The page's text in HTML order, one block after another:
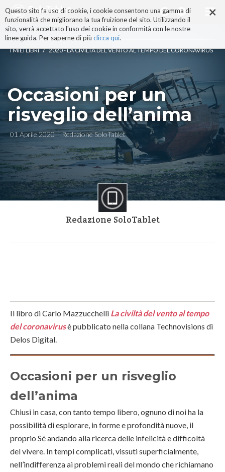
×
Questo sito fa uso di cookie, i cookie consentono una gamma di
funzionalità che migliorano la tua fruizione del sito. Utilizzando il
sito, verrà accettato l'uso dei cookie in conformità con le nostre
linee guida. Per saperne di più clicca qui.
ai
contenuti.
|
alla
navigazione
I MIEI LIBRI / 2020 - LA CIVILTÀ DEL VENTO AL TEMPO DEL CORONAVIRUS
Occasioni per un
risveglio dell’anima
01 Aprile 2020 Redazione SoloTablet
Redazione SoloTablet
Il libro di Carlo Mazzucchelli La civiltà del vento al tempo
del coronavirusè pubblicato nella collana Technovisions di
Delos Digital.
Occasioni per un risveglio
dell’anima
Chiusi in casa, con tanto tempo libero, ognuno di noi ha la
possibilità di esplorare, in forme e profondità nuove, il
proprio Sé andando alla ricerca delle infelicità e difficoltà
del vivere. In tempi complicati, vissuti superficialmente,
nell’indifferenza ai problemi reali del mondo che richiamano